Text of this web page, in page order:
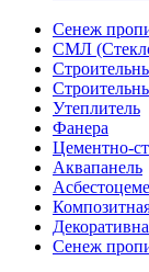
Сенеж
СМЛ
Утеплитель
Фанера
Цементно-
Аквапанель
Сенеж